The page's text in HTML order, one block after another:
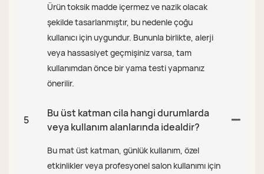
Ürün toksik madde içermez ve nazik olacak
şekilde tasarlanmıştır, bu nedenle çoğu
kullanıcı için uygundur. Bununla birlikte, alerji
veya hassasiyet geçmişiniz varsa, tam
kullanımdan önce bir yama testi yapmanız
önerilir.
5
Bu üst katman cila hangi durumlarda
veya kullanım alanlarında idealdir?
Bu mat üst katman, günlük kullanım, özel
etkinlikler veya profesyonel salon kullanımı için